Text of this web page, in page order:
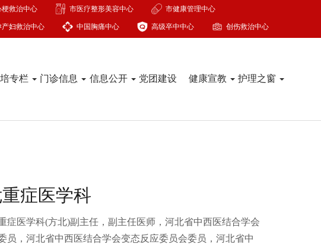
救治中心 市医疗整形美容中心 市健康管理中心
妇救治中心 中国胸痛中心 高级卒中中心 创伤救治中心
专栏 门诊信息 信息公开 党团建设 健康宣教 护理之窗
症医学科
症医学科(方北)副主任，副主任医师，河北省中西医结合学会
员，河北省中西医结合学会变态反应委员会委员，河北省中